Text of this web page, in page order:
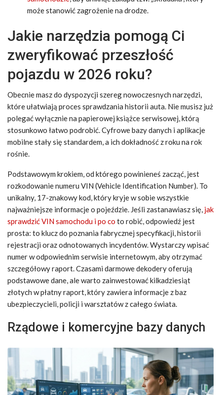
może stanowić zagrożenie na drodze.
Jakie narzędzia pomogą Ci
zweryfikować przeszłość
pojazdu w 2026 roku?
Obecnie masz do dyspozycji szereg nowoczesnych narzędzi,
które ułatwiają proces sprawdzania historii auta. Nie musisz już
polegać wyłącznie na papierowej książce serwisowej, którą
stosunkowo łatwo podrobić. Cyfrowe bazy danych i aplikacje
mobilne stały się standardem, a ich dokładność z roku na rok
rośnie.
Podstawowym krokiem, od którego powinieneś zacząć, jest
rozkodowanie numeru VIN (Vehicle Identification Number). To
unikalny, 17-znakowy kod, który kryje w sobie wszystkie
najważniejsze informacje o pojeździe. Jeśli zastanawiasz się, jak
sprawdzić VIN samochodu i po co to robić, odpowiedź jest
prosta: to klucz do poznania fabrycznej specyfikacji, historii
rejestracji oraz odnotowanych incydentów. Wystarczy wpisać
numer w odpowiednim serwisie internetowym, aby otrzymać
szczegółowy raport. Czasami darmowe dekodery oferują
podstawowe dane, ale warto zainwestować kilkadziesiąt
złotych w płatny raport, który zawiera informacje z baz
ubezpieczycieli, policji i warsztatów z całego świata.
Rządowe i komercyjne bazy danych